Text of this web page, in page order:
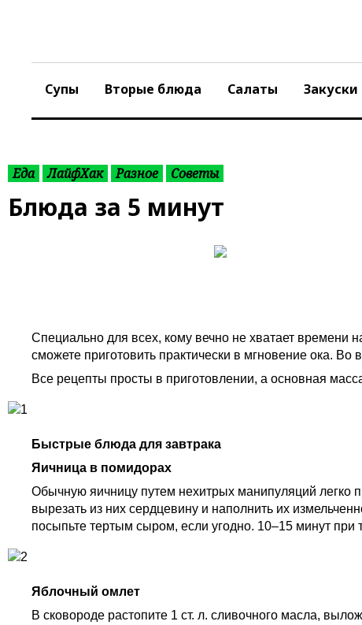
t
e
n
t
Супы Вторые блюда Салаты Закуски
Еда ЛайфХак Разное Советы
Блюда за 5 минут
Специально для всех, кому вечно не хватает времени
сможете приготовить практически в мгновение ока. Во
Все рецепты просты в приготовлении, а основная
Быстрые блюда для завтрака
Яичница в помидорах
Обычную яичницу путем нехитрых манипуляций
вырезать из них сердцевину и наполнить их
посыпьте тертым сыром, если угодно. 10–15 минут при
Яблочный омлет
В сковороде растопите 1 ст. л. сливочного масла,